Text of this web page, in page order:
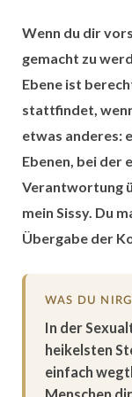
Wenn du dir
gemacht zu
Ebene ist
stattfindet,
etwas anderes:
Ebenen, bei der
Verantwortung
mein Sissy. Du
Übergabe der
WAS DU
In der
heikelsten
einfach